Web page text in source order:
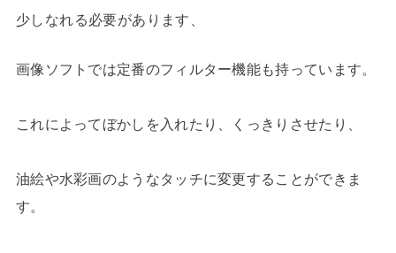
少しなれる必要があります、
画像ソフトでは定番のフィルター機能も持っています。
これによってぼかしを入れたり、くっきりさせたり、
油絵や水彩画のようなタッチに変更することができま
す。